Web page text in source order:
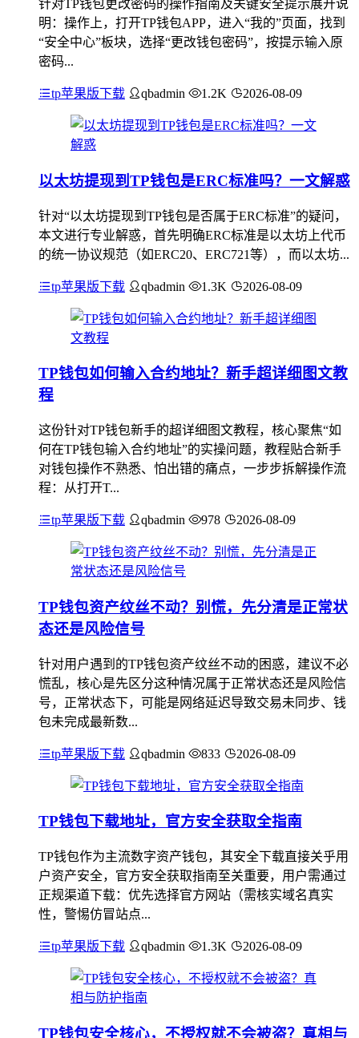
针对TP钱包更改密码的操作指南及关键安全提示展开说
明：操作上，打开TP钱包APP，进入“我的”页面，找到
“安全中心”板块，选择“更改钱包密码”，按提示输入原
密码...
tp苹果版下载 qbadmin 1.2K 2026-08-09
以太坊提现到TP钱包是ERC标准吗？一文解惑
针对“以太坊提现到TP钱包是否属于ERC标准”的疑问，
本文进行专业解惑，首先明确ERC标准是以太坊上代币
的统一协议规范（如ERC20、ERC721等），而以太坊...
tp苹果版下载 qbadmin 1.3K 2026-08-09
TP钱包如何输入合约地址？新手超详细图文教
程
这份针对TP钱包新手的超详细图文教程，核心聚焦“如
何在TP钱包输入合约地址”的实操问题，教程贴合新手
对钱包操作不熟悉、怕出错的痛点，一步步拆解操作流
程：从打开T...
tp苹果版下载 qbadmin 978 2026-08-09
TP钱包资产纹丝不动？别慌，先分清是正常状
态还是风险信号
针对用户遇到的TP钱包资产纹丝不动的困惑，建议不必
慌乱，核心是先区分这种情况属于正常状态还是风险信
号，正常状态下，可能是网络延迟导致交易未同步、钱
包未完成最新数...
tp苹果版下载 qbadmin 833 2026-08-09
TP钱包下载地址，官方安全获取全指南
TP钱包作为主流数字资产钱包，其安全下载直接关乎用
户资产安全，官方安全获取指南至关重要，用户需通过
正规渠道下载：优先选择官方网站（需核实域名真实
性，警惕仿冒站点...
tp苹果版下载 qbadmin 1.3K 2026-08-09
TP钱包安全核心，不授权就不会被盗？真相与